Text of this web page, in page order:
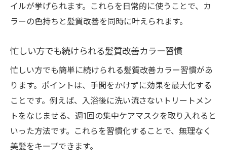
イルが挙げられます。これらを日常的に使うことで、カ
ラーの色持ちと髪質改善を同時に叶えられます。
忙しい方でも続けられる髪質改善カラー習慣
忙しい方でも簡単に続けられる髪質改善カラー習慣があ
ります。ポイントは、手間をかけずに効果を最大化する
ことです。例えば、入浴後に洗い流さないトリートメン
トをなじませる、週1回の集中ケアマスクを取り入れると
いった方法です。これらを習慣化することで、無理なく
美髪をキープできます。